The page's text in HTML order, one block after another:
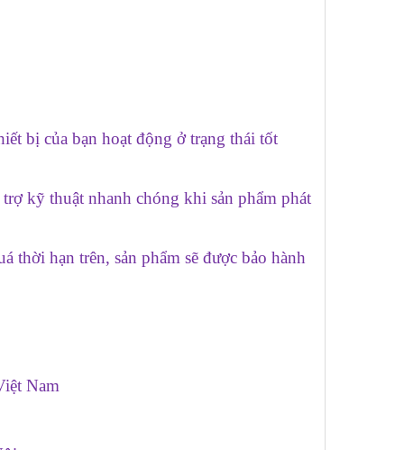
bị của bạn hoạt động ở trạng thái tốt
kỹ thuật nhanh chóng khi sản phẩm phát
hạn trên, sản phẩm sẽ được bảo hành
Nam